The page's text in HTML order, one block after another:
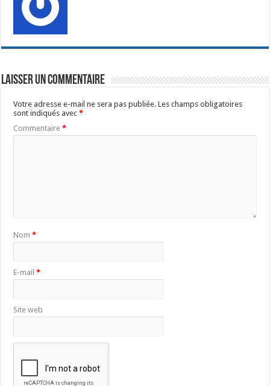
Laisser un commentaire
Votre adresse e-mail ne sera pas publiée. Les champs obligatoires
sont indiqués avec*
Commentaire*
Nom*
E-mail*
Site web